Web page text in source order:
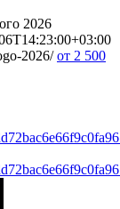
2026
2026/ от 2 500